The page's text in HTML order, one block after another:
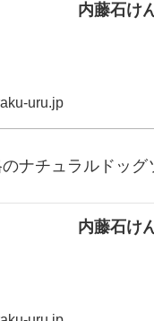
内藤石け
uru.jp
ナチュラルドッグ
内藤石け